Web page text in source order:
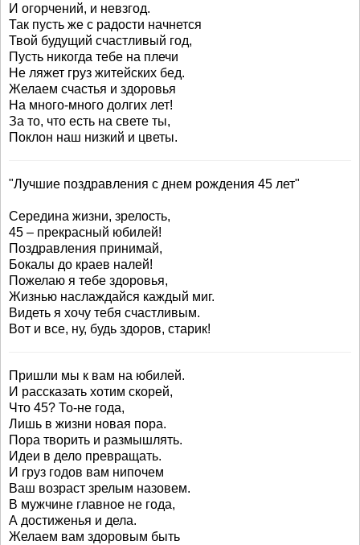
И огорчений, и невзгод.
Так пусть же с радости начнется
Твой будущий счастливый год,
Пусть никогда тебе на плечи
Не ляжет груз житейских бед.
Желаем счастья и здоровья
На много-много долгих лет!
За то, что есть на свете ты,
Поклон наш низкий и цветы.
"Лучшие поздравления с днем рождения 45 лет"
Середина жизни, зрелость,
45 – прекрасный юбилей!
Поздравления принимай,
Бокалы до краев налей!
Пожелаю я тебе здоровья,
Жизнью наслаждайся каждый миг.
Видеть я хочу тебя счастливым.
Вот и все, ну, будь здоров, старик!
Пришли мы к вам на юбилей.
И рассказать хотим скорей,
Что 45? То-не года,
Лишь в жизни новая пора.
Пора творить и размышлять.
Идеи в дело превращать.
И груз годов вам нипочем
Ваш возраст зрелым назовем.
В мужчине главное не года,
А достиженья и дела.
Желаем вам здоровым быть